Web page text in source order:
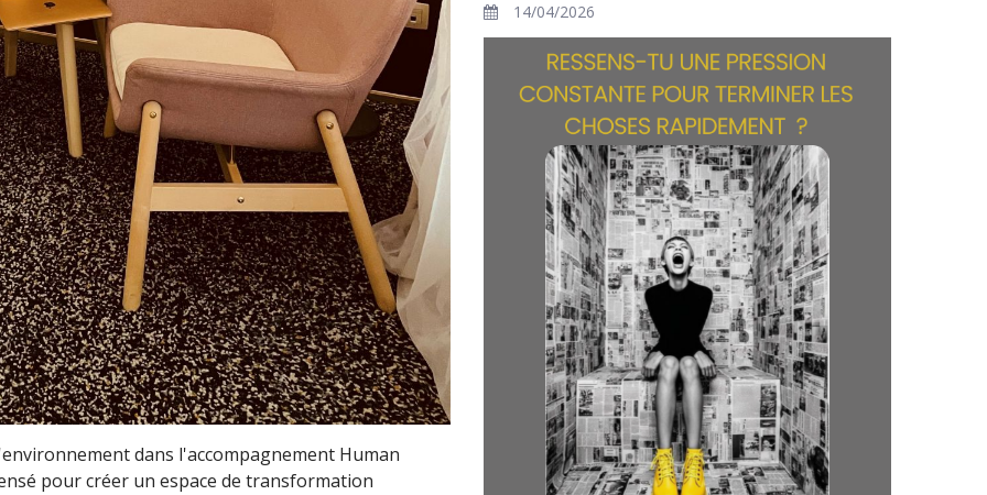
dans l'accompagnement Human
pour créer un espace de transformation
14/04/2026